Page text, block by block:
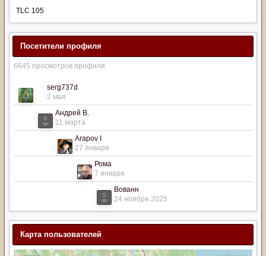
TLC 105
Посетители профиля
6645 просмотров профиля
serg737d
2 мая
Андрей В.
11 марта
Arapov I
27 января
Рома
7 января
Вованн
24 ноября 2025
Карта пользователей